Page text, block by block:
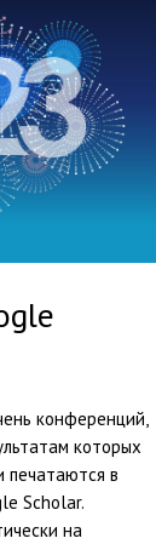
конференций,
которых
печатаются в
Scholar.
на